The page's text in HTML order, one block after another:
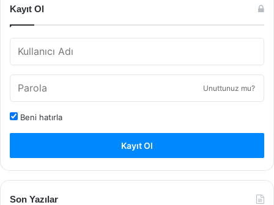
Kayıt Ol
Unuttunuz mu?
Beni hatırla
Kayıt Ol
Son Yazılar